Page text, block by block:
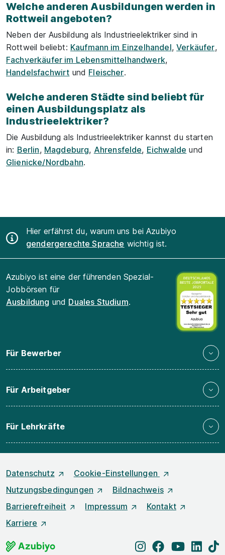
Welche anderen Ausbildungen werden in
Rottweil angeboten?
Neben der Ausbildung als Industrieelektriker sind in
Rottweil beliebt: Kaufmann im Einzelhandel,Verkäufer,
Fachverkäufer im Lebensmittelhandwerk,
Handelsfachwirt und Fleischer.
Welche anderen Städte sind beliebt für
einen Ausbildungsplatz als
Industrieelektriker?
Die Ausbildung als Industrieelektriker kannst du starten
in: Berlin, Magdeburg, Ahrensfelde, Eichwalde und
Glienicke/Nordbahn.
Hier erfährst du, warum uns bei Azubiyo
gendergerechte Sprache wichtig ist.
Azubiyo ist eine der führenden Spezial-
Jobbörsen für
Ausbildung und Duales Studium.
Für Bewerber
Für Arbeitgeber
Für Lehrkräfte
Datenschutz
Cookie-Einstellungen
Nutzungsbedingungen
Bildnachweis
Barrierefreiheit
Impressum
Kontakt
Karriere
instagram
facebookyoutube